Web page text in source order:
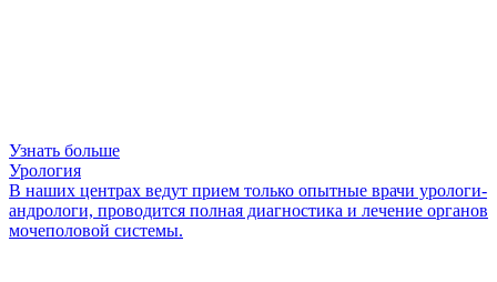
Узнать больше
Урология
В наших центрах ведут прием только опытные врачи урологи-
андрологи, проводится полная диагностика и лечение органов
мочеполовой системы.